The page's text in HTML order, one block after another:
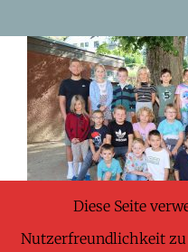
content
Diese Seite
Nutzerfreundlichkeit zu